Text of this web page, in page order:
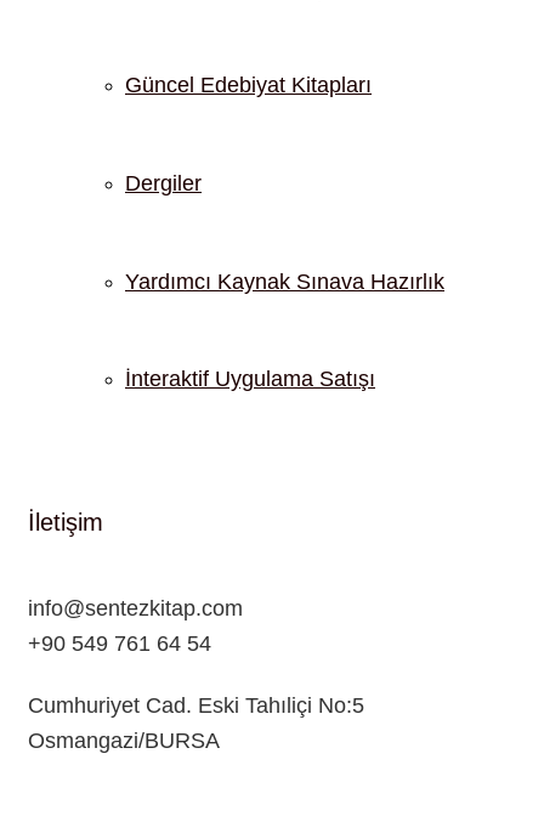
Güncel Edebiyat Kitapları
Dergiler
Yardımcı Kaynak Sınava Hazırlık
İnteraktif Uygulama Satışı
İletişim
info@sentezkitap.com
+90 549 761 64 54
Cumhuriyet Cad. Eski Tahıliçi No:5
Osmangazi/BURSA